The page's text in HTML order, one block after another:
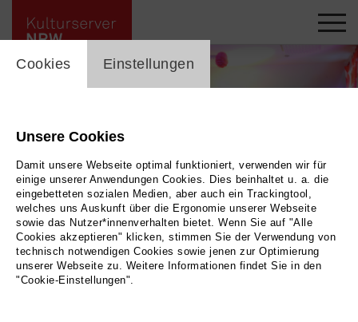
© Foto: Salon de Jazz
Zurück|Übersicht
cookie_layer
Cookies Einstellungen
Unsere Cookies
Damit unsere Webseite optimal funktioniert, verwenden wir für
einige unserer Anwendungen Cookies. Dies beinhaltet u. a. die
eingebetteten sozialen Medien, aber auch ein Trackingtool,
welches uns Auskunft über die Ergonomie unserer Webseite
sowie das Nutzer*innenverhalten bietet. Wenn Sie auf "Alle
Cookies akzeptieren" klicken, stimmen Sie der Verwendung von
technisch notwendigen Cookies sowie jenen zur Optimierung
unserer Webseite zu. Weitere Informationen findet Sie in den
"Cookie-Einstellungen".